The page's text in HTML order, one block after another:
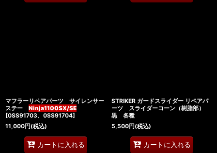
マフラーリペアパーツ サイレンサー
ステー Ninja1100SX/SE
[0SS91703、0SS91704]
11,000円(税込)
カートに入れる
STRIKER ガードスライダー リペアパ
ーツ スライダーコーン（樹脂部）
黒 各種
5,500円(税込)
カートに入れる